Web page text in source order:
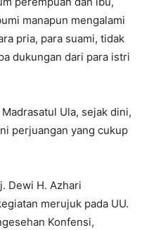
manapun mengalami
pria, para suami, tidak
dukungan dari para istri
Ula, sejak dini,
perjuangan yang cukup
Dewi H. Azhari
merujuk pada UU.
Konfensi,